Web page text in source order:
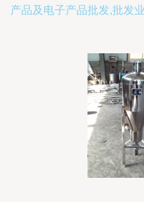
产品及电子产品批发,批发